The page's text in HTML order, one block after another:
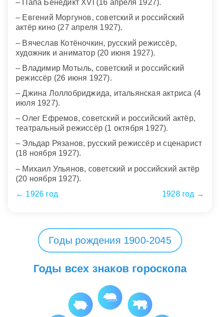
– Папа Бенедикт XVI (16 апреля 1927).
– Евгений Моргунов, советский и российский
актёр кино (27 апреля 1927).
– Вячеслав Котёночкин, русский режиссёр,
художник и аниматор (20 июня 1927).
– Владимир Мотыль, советский и российский
режиссёр (26 июня 1927).
– Джина Лоллобриджида, итальянская актриса (4
июля 1927).
– Олег Ефремов, советский и российский актёр,
театральный режиссёр (1 октября 1927).
– Эльдар Рязанов, русский режиссёр и сценарист
(18 ноября 1927).
– Михаил Ульянов, советский и российский актёр
(20 ноября 1927).
← 1926 год
1928 год →
Годы рождения 1900-2045
Годы всех знаков гороскопа